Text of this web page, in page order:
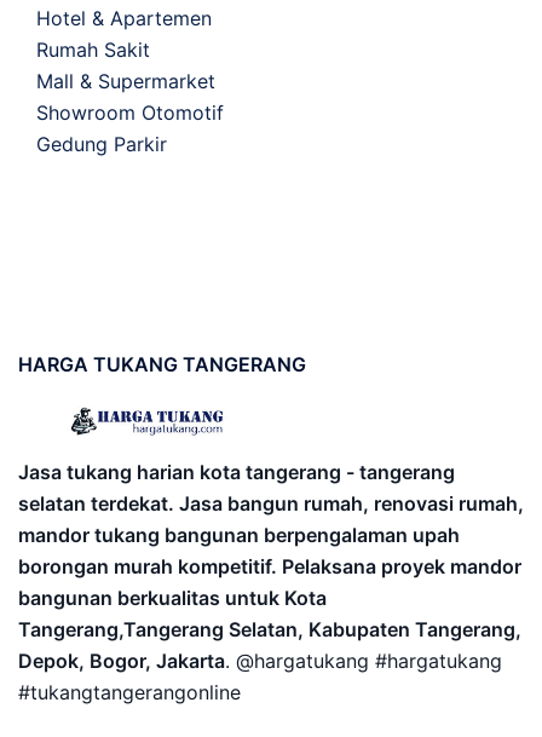
Hotel & Apartemen
Rumah Sakit
Mall & Supermarket
Showroom Otomotif
Gedung Parkir
HARGA TUKANG TANGERANG
Jasa tukang harian kota tangerang - tangerang
selatan terdekat. Jasa bangun rumah, renovasi rumah,
mandor tukang bangunan berpengalaman upah
borongan murah kompetitif. Pelaksana proyek mandor
bangunan berkualitas untuk Kota
Tangerang,Tangerang Selatan, Kabupaten Tangerang,
Depok, Bogor, Jakarta. @hargatukang #hargatukang
#tukangtangerangonline